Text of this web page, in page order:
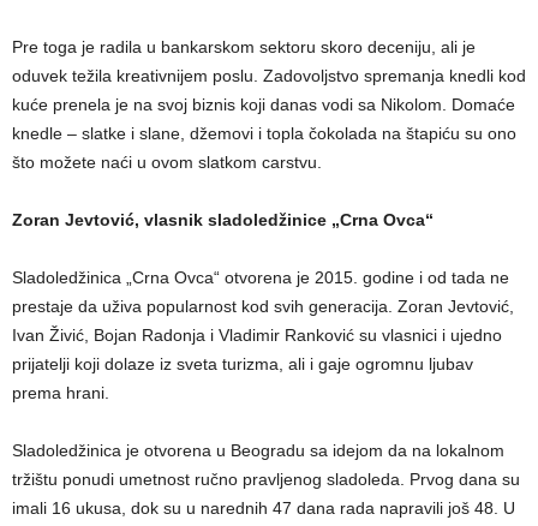
Pre toga je radila u bankarskom sektoru skoro deceniju, ali je
oduvek težila kreativnijem poslu. Zadovoljstvo spremanja knedli kod
kuće prenela je na svoj biznis koji danas vodi sa Nikolom. Domaće
knedle – slatke i slane, džemovi i topla čokolada na štapiću su ono
što možete naći u ovom slatkom carstvu.
Zoran Jevtović, vlasnik sladoledžinice „Crna Ovca“
Sladoledžinica „Crna Ovca“ otvorena je 2015. godine i od tada ne
prestaje da uživa popularnost kod svih generacija. Zoran Jevtović,
Ivan Živić, Bojan Radonja i Vladimir Ranković su vlasnici i ujedno
prijatelji koji dolaze iz sveta turizma, ali i gaje ogromnu ljubav
prema hrani.
Sladoledžinica je otvorena u Beogradu sa idejom da na lokalnom
tržištu ponudi umetnost ručno pravljenog sladoleda. Prvog dana su
imali 16 ukusa, dok su u narednih 47 dana rada napravili još 48. U